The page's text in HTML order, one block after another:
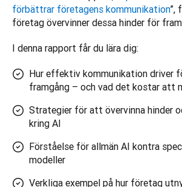
förbättrar företagens kommunikation”,
företag övervinner dessa hinder för
I denna rapport får du lära dig:
Hur effektiv kommunikation driver
framgång – och vad det kostar att
Strategier för att övervinna hinder
kring AI
Förståelse för allmän AI kontra
modeller
Verkliga exempel på hur företag